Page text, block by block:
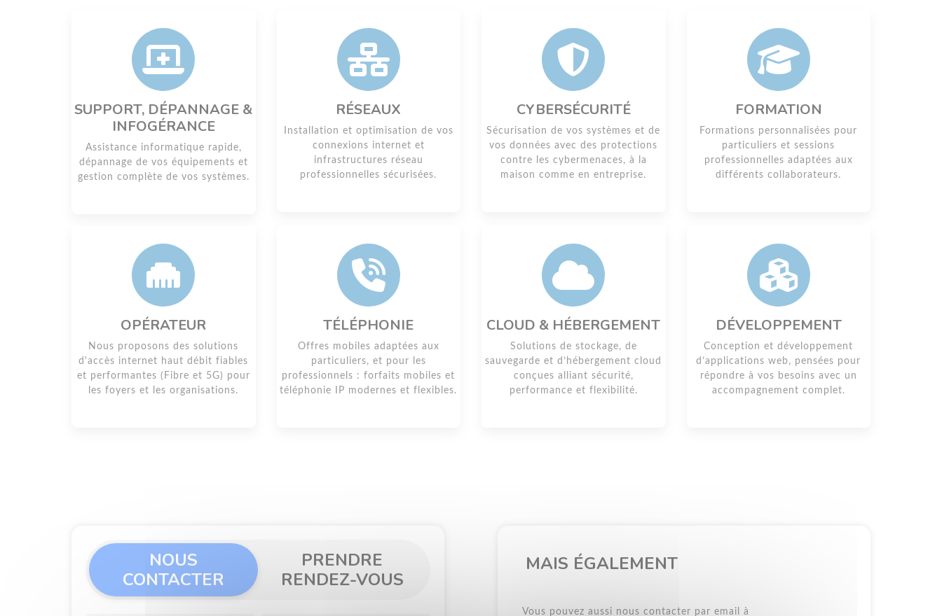
SUPPORT, DÉPANNAGE &
INFOGÉRANCE
Assistance informatique rapide,
dépannage de vos équipements et
gestion complète de vos systèmes.
RÉSEAUX
Installation et optimisation de vos
connexions internet et
infrastructures réseau
professionnelles sécurisées.
CYBERSÉCURITÉ
Sécurisation de vos systèmes et de
vos données avec des protections
contre les cybermenaces, à la
maison comme en entreprise.
FORMATION
Formations personnalisées pour
particuliers et sessions
professionnelles adaptées aux
différents collaborateurs.
OPÉRATEUR
Nous proposons des solutions
d'accès internet haut débit fiables
et performantes (Fibre et 5G) pour
les foyers et les organisations.
TÉLÉPHONIE
Offres mobiles adaptées aux
particuliers, et pour les
professionnels : forfaits mobiles et
téléphonie IP modernes et flexibles.
CLOUD & HÉBERGEMENT
Solutions de stockage, de
sauvegarde et d’hébergement cloud
conçues alliant sécurité,
performance et flexibilité.
DÉVELOPPEMENT
Conception et développement
d’applications web, pensées pour
répondre à vos besoins avec un
accompagnement complet.
NOUS
CONTACTER
PRENDRE
RENDEZ-VOUS
MAIS ÉGALEMENT
Vous pouvez aussi nous contacter par email à